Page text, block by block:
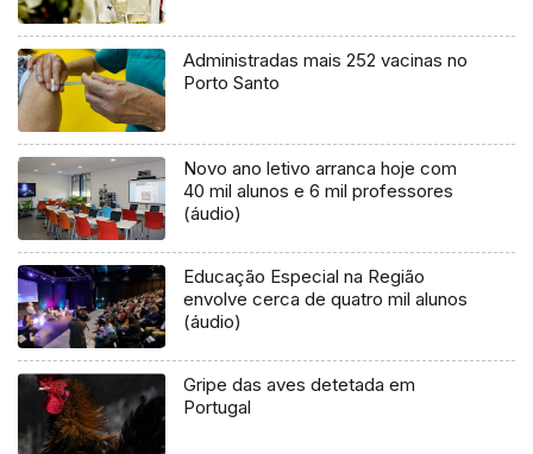
Administradas mais 252 vacinas no
Porto Santo
Novo ano letivo arranca hoje com
40 mil alunos e 6 mil professores
(áudio)
Educação Especial na Região
envolve cerca de quatro mil alunos
(áudio)
Gripe das aves detetada em
Portugal